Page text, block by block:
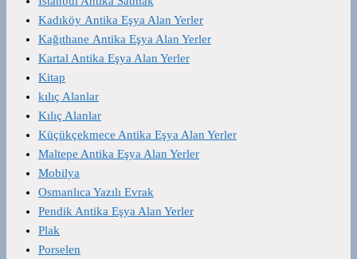
Kadıköy Antika Eşya Alan Yerler
Kağıthane Antika Eşya Alan Yerler
Kartal Antika Eşya Alan Yerler
Kitap
kılıç Alanlar
Kılıç Alanlar
Küçükçekmece Antika Eşya Alan Yerler
Maltepe Antika Eşya Alan Yerler
Mobilya
Osmanlıca Yazılı Evrak
Pendik Antika Eşya Alan Yerler
Plak
Porselen